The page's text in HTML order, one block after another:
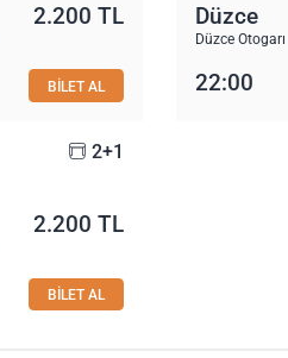
2.200 TL
BİLET AL
Düzce
Düzce Otogarı
22:00
2+1
2.200 TL
BİLET AL